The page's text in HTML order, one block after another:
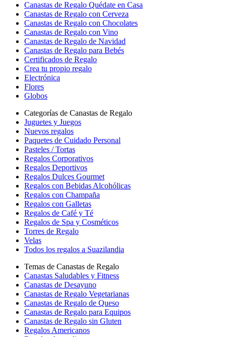
Canastas de Regalo Quédate en Casa
Canastas de Regalo con Cerveza
Canastas de Regalo con Chocolates
Canastas de Regalo con Vino
Canastas de Regalo de Navidad
Canastas de Regalo para Bebés
Certificados de Regalo
Crea tu propio regalo
Electrónica
Flores
Globos
Categorías de Canastas de Regalo
Juguetes y Juegos
Nuevos regalos
Paquetes de Cuidado Personal
Pasteles / Tortas
Regalos Corporativos
Regalos Deportivos
Regalos Dulces Gourmet
Regalos con Bebidas Alcohólicas
Regalos con Champaña
Regalos con Galletas
Regalos de Café y Té
Regalos de Spa y Cosméticos
Torres de Regalo
Velas
Todos los regalos a Suazilandia
Temas de Canastas de Regalo
Canastas Saludables y Fitness
Canastas de Desayuno
Canastas de Regalo Vegetarianas
Canastas de Regalo de Queso
Canastas de Regalo para Equipos
Canastas de Regalo sin Gluten
Regalos Americanos